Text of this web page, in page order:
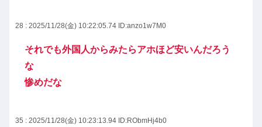
28 : 2025/11/28(金) 10:22:05.74 ID:anzo1w7M0
それでも外国人からみたらアホほど安いんだろう
な
惨めだな
35 : 2025/11/28(金) 10:23:13.94 ID:RObmHj4b0